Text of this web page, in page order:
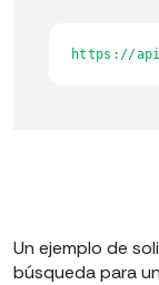
https://
Un ejemplo de
búsqueda para